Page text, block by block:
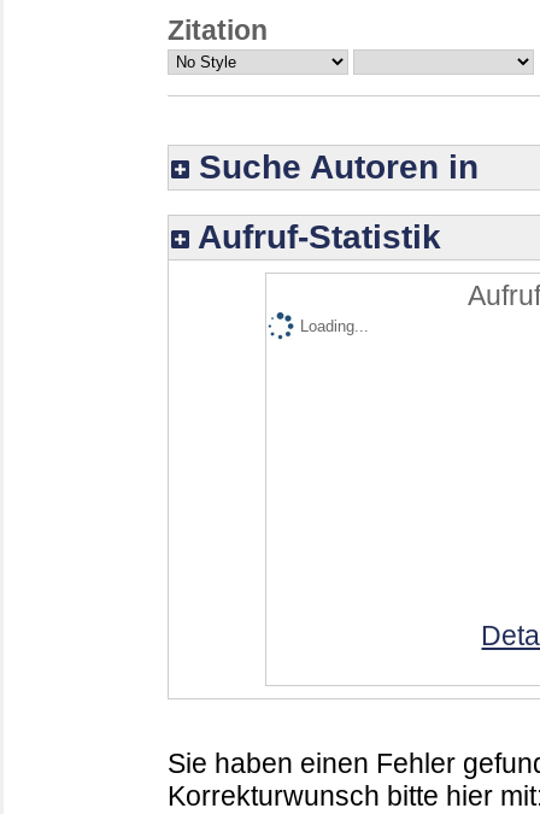
Zitation
Suche Autoren in
Aufruf-Statistik
Loading...
Sie haben einen Fehler
Korrekturwunsch bitte hier